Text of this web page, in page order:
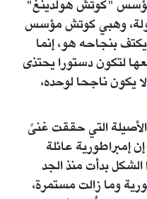
مؤسس "كوتش هولدينغ"
وهبي كوتش مؤسس
بنجاحه هو، إنما
لتكون دستورا يحتذى
يكون ناجحا لوحده،
التي حققت غنىً
إمبراطورية عائلة
بدأت منذ الجد
وما زالت مستمرة،